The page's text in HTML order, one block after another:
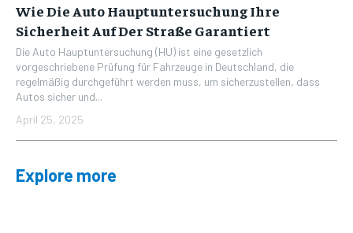
Wie Die Auto Hauptuntersuchung Ihre
Sicherheit Auf Der Straße Garantiert
Die Auto Hauptuntersuchung (HU) ist eine gesetzlich
vorgeschriebene Prüfung für Fahrzeuge in Deutschland, die
regelmäßig durchgeführt werden muss, um sicherzustellen, dass
Autos sicher und...
April 25, 2025
Explore more